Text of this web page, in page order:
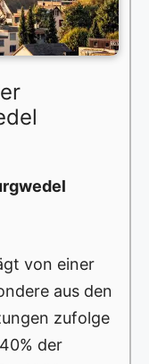
von einer
aus den
zufolge
der